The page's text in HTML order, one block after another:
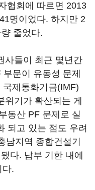
협회에 따르면 2013
명이었다. 하지만 2
줄었다.
사들이 최근 몇년간
문이 유동성 문제
제통화기금(IMF)
기가 확산되는 게
동산 PF 문제로 실
되고 있는 점도 우려
남지역 종합건설기
다. 납부 기한 내에
다.